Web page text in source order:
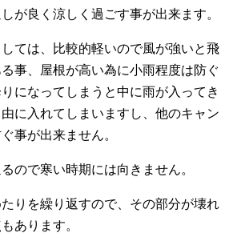
が良く涼しく過ごす事が出来ます。
ては、比較的軽いので風が強いと飛
事、屋根が高い為に小雨程度は防ぐ
になってしまうと中に雨が入ってき
に入れてしまいますし、他のキャン
事が出来ません。
ので寒い時期には向きません。
りを繰り返すので、その部分が壊れ
あります。